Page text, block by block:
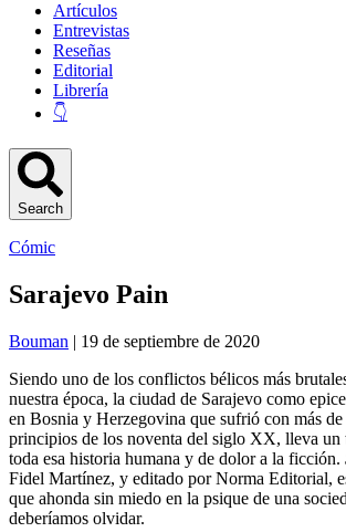
Artículos
Entrevistas
Reseñas
Editorial
Librería
👇
Search
Cómic
Sarajevo Pain
Bouman | 19 de septiembre de 2020
Siendo uno de los conflictos bélicos más
nuestra época, la ciudad de Sarajevo como
en Bosnia y Herzegovina que sufrió con más de
principios de los noventa del siglo XX, lleva un
toda esa historia humana y de dolor a la ficción.
Fidel Martínez, y editado por Norma Editorial,
que ahonda sin miedo en la psique de una
deberíamos olvidar.